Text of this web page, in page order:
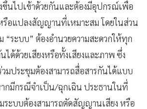
นไปเข้าด้วยกันและต้องมีอุปกรณ์เพื่อ
รือแปลงสัญญานที่เหมาะสม โดยในส่วน
“ระบบ” ต้องอำนวยความสะดวกให้ทุก
ได้ด้วยเสียงหรือทั้งเสียงและภาพ ซึ่ง
วมประชุมต้องสามารถสื่อสารกันได้แบบ
กมีกรณีจำเป็น/ฉุกเฉิน ประธานในที่
ะบบต้องสามารถตัดสัญญานเสียง หรือ